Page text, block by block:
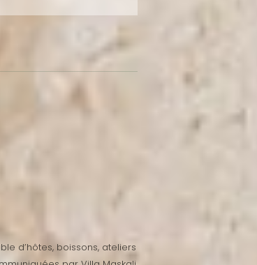
d’hôtes, boissons, ateliers